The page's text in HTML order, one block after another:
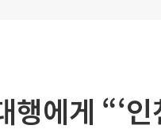
행에게 “‘